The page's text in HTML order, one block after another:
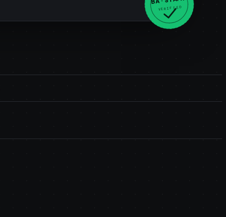
VERIFIED